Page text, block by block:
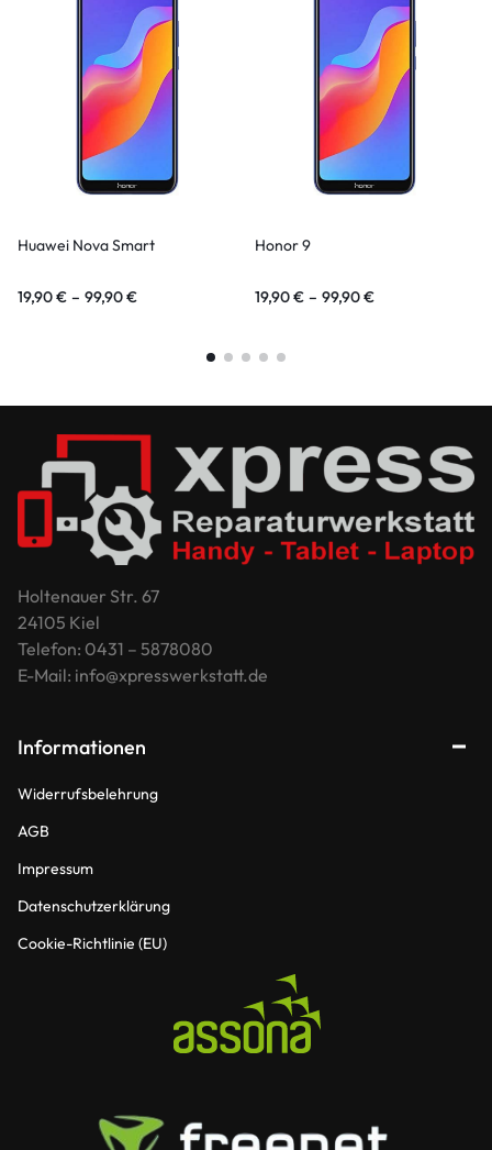
Huawei Nova Smart
19,90€ – 99,90€
Honor 9
19,90€ – 99,90€
Holtenauer Str. 67
24105 Kiel
Telefon: 0431 – 5878080
E-Mail: info@xpresswerkstatt.de
Informationen
Widerrufsbelehrung
AGB
Impressum
Datenschutzerklärung
Cookie-Richtlinie (EU)